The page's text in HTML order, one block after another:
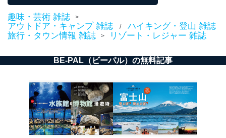
ービス等をご利用
の方の個人情報
個人が特定できない形で取得した
析して、趣味・嗜好に
応じた新商品・サービスに関する
2
当社にお問合わせ
いただいた方の個
お問い合わせ対応、トラブル対
処、オペレーター教育など応対品
3
当社カスタマーQ＆
Aサービス利用者
カスタマーQ＆Aサイトの投稿内容
の確認のため
ｅメール等によるカスタマーQ＆A
サイトのサービス内容のご案内の
ため
ｅメール等による商品、サービ
趣味・芸術 雑誌 >
アウトドア・キャンプ 雑誌 /
ハイキング・登山 雑誌
旅行・タウン情報 雑誌
> リゾート・レジャー 雑誌
BE-PAL（ビーパル）の無料記事